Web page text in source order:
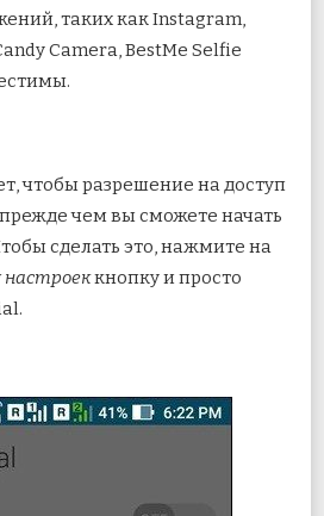
таких как Instagram,
Camera, BestMe Selfie
чтобы разрешение на доступ
чем вы сможете начать
сделать это, нажмите на
кнопку и просто